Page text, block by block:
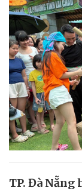
TP. Đà Nẵng